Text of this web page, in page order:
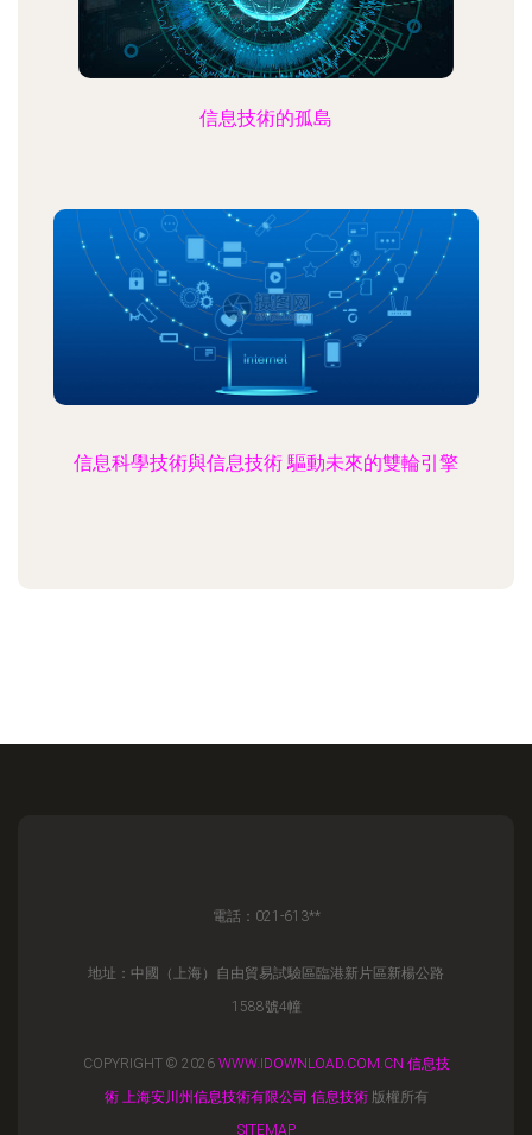
信息技術的孤島
信息科學技術與信息技術 驅動未來的雙輪引擎
電話：021-613**
地址：中國（上海）自由貿易試驗區臨港新片區新楊公路
1588號4幢
COPYRIGHT © 2026 WWW.IDOWNLOAD.COM.CN 信息技
術 上海安川州信息技術有限公司 信息技術版權所有
SITEMAP